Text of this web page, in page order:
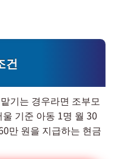
건
기는 경우라면 조부모
기준 아동 1명 월 30
만 원을 지급하는 현금